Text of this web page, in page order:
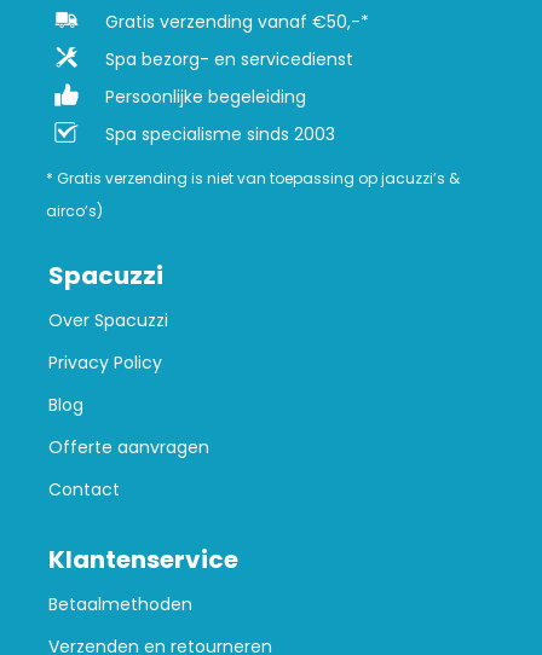
Gratis verzending vanaf €50,-*
Spa bezorg- en servicedienst
Persoonlijke begeleiding
Spa specialisme sinds 2003
* Gratis verzending is niet van toepassing op jacuzzi’s &
airco’s)
Spacuzzi
Over Spacuzzi
Privacy Policy
Blog
Offerte aanvragen
Contact
Klantenservice
Betaalmethoden
Verzenden en retourneren